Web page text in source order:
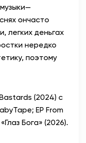
ончасто
легких деньгах
нередко
поэтому
(2024) с
EP From
Бога» (2026).